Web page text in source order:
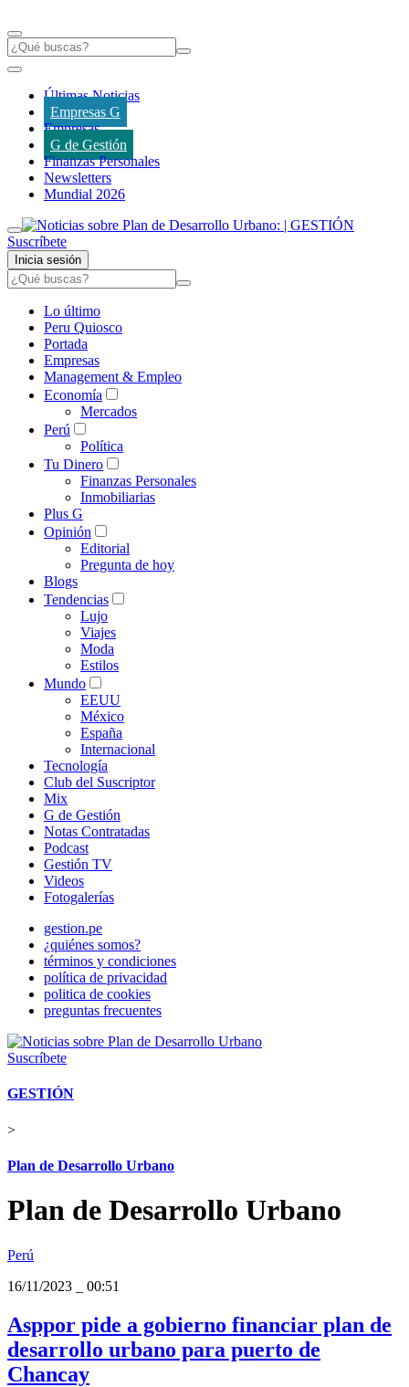
Últimas Noticias
Empresas G
Empresas
G de Gestión
Finanzas Personales
Newsletters
Mundial 2026
Suscríbete
Inicia sesión
Lo último
Peru Quiosco
Portada
Empresas
Management & Empleo
Economía
Mercados
Perú
Política
Tu Dinero
Finanzas Personales
Inmobiliarias
Plus G
Opinión
Editorial
Pregunta de hoy
Blogs
Tendencias
Lujo
Viajes
Moda
Estilos
Mundo
EEUU
México
España
Internacional
Tecnología
Club del Suscriptor
Mix
G de Gestión
Notas Contratadas
Podcast
Gestión TV
Videos
Fotogalerías
gestion.pe
¿quiénes somos?
términos y condiciones
política de privacidad
politica de cookies
preguntas frecuentes
Suscríbete
GESTIÓN
>
Plan de Desarrollo Urbano
Plan de Desarrollo Urbano
Perú
16/11/2023
00:51
Asppor pide a gobierno financiar plan de
desarrollo urbano para puerto de
Chancay